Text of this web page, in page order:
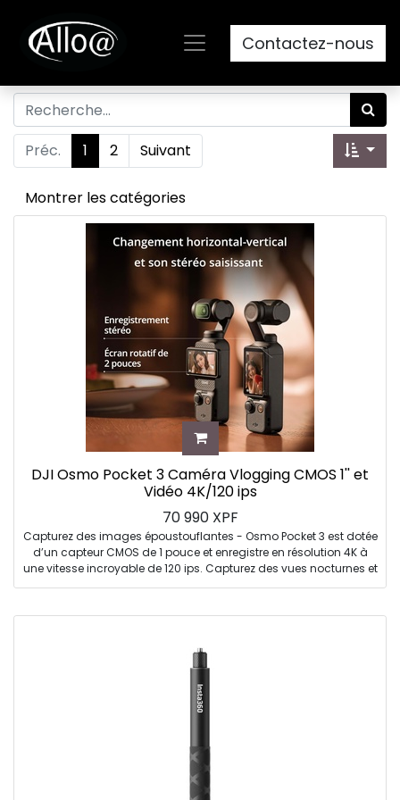
Contactez-nous
Préc. 1 2 Suivant
Montrer les catégories
DJI Osmo Pocket 3 Caméra Vlogging CMOS 1'' et
Vidéo 4K/120 ips
70 990XPF
Capturez des images époustouflantes - Osmo Pocket 3 est dotée
d’un capteur CMOS de 1 pouce et enregistre en résolution 4K à
une vitesse incroyable de 120 ips. Capturez des vues nocturnes et
des couchers de soleil saisissants avec une clarté accrue.
Cadrez vos photos en toute simplicité - Obtenez la composition
peut être pivoté pour les prises de vue horizontales et verticales.
Des images ultra-stables - Plus de vidéos instables ! La
stabilisation mécanique à 3 axes poussée de Osmo Pocket 3
garantit une stabilité remarquable. Profitez de séquences fluides
randonnée.
Des Vlogs captivants avec ActiveTrack 6.0 - Restez aisément
concentré lors de vos enregistrements en mouvement. Installez